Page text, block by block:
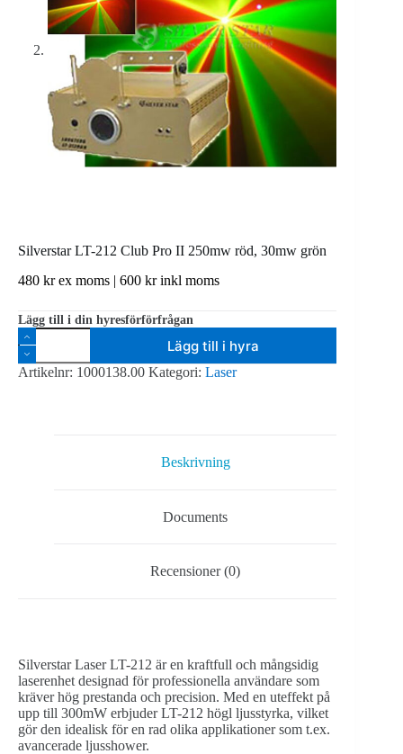
Silverstar LT-212 Club Pro II 250mw röd, 30mw grön
480 krex moms | 600 krinkl moms
Lägg till i din hyresförförfrågan
Silverstar
LT-
212
Club
Lägg till i hyra
Artikelnr: 1000138.00 Kategori: Laser
Beskrivning
Documents
Recensioner (0)
Silverstar Laser LT-212 är en kraftfull och mångsidig
laserenhet designad för professionella användare som
kräver hög prestanda och precision. Med en uteffekt på
upp till 300mW erbjuder LT-212 högl ljusstyrka, vilket
gör den idealisk för en rad olika applikationer som t.ex.
avancerade ljusshower.